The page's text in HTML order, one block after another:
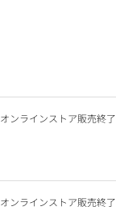
オンラインストア販売終了
オンラインストア販売終了